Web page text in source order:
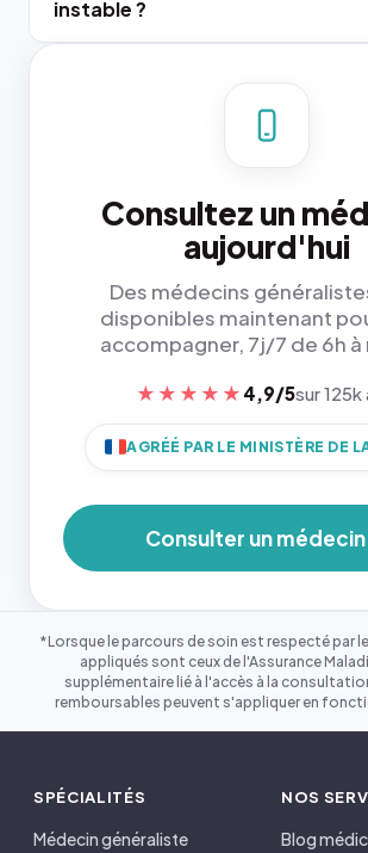
instable ?
Consultez un
aujourd'hui
Des médecins
disponibles maintenant
accompagner, 7j/7 de 6h à
★★★★★ 4,9/5sur 125k
AGRÉÉ PAR LE MINISTÈRE DE
Consulter un médecin
*Lorsque le parcours de soin est respecté par
appliqués sont ceux de l'Assurance
supplémentaire lié à l'accès à la
remboursables peuvent s'appliquer en
SPÉCIALITÉS
Médecin généraliste
NOS
Blog